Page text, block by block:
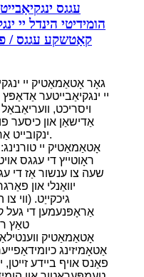
הומידיטי הינדל יי
קאַטשקע עגגס /
גאָר אָטאַמאַטיק יי
יי ינגקיאַבייטער אַדאַפּץ
ויסריכט,
אַדישאַן און כיסער
ינקובייט אַרויף צו 1200 עגגס.
אָטאַמאַטיק יי טורנינג:
שעה צו ענשור אַז די
יוואַנלי און
גיכקייַט. (ווי
אַראָפּנעמען די געל
טאַץ
אָטאַמאַטיק
אַטאָמיזינג
פאַנס אויף ביידע זייטן,